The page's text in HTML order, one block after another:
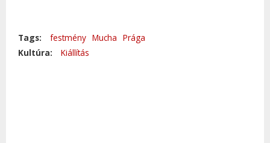
Tags: festmény Mucha Prága
Kultúra:
Kiállítás